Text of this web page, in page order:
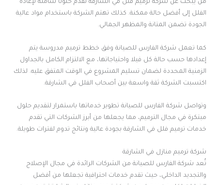
من يبحث عن شركة ترميم فلل في الشارقة تقدم حلولًا شاملة لإعادة
الفلل إلى أفضل حالة ممكنة. كذلك تهتم الشركة باستخدام مواد عالية
الجودة تضمن المتانة والمظهر الجمالي.
كما تعمل شركة الفارس للصيانة وفق خطط ترميم مدروسة يتم
إعدادها حسب حالة كل فيلا واحتياجاتها، مع الالتزام الكامل بالجداول
الزمنية المحددة لضمان تسليم المشروع في الوقت المتفق عليه. لذلك
اكتسبت الشركة ثقة واسعة بين أصحاب الفلل في الشارقة.
وتواصل شركة الفارس للصيانة تطوير خدماتها باستمرار لتقديم حلول
مبتكرة في مجال الترميم، مما يجعلها من أبرز الشركات التي تقدم
خدمات ترميم فلل في الشارقة بجودة عالية ونتائج تدوم لفترات طويلة.
شركة ترميم منازل في الشارقة
تُعد شركة الفارس للصيانة من الشركات الرائدة في مجال الإصلاح
والتجديد الداخلي، حيث تقدم خدمات احترافية تجعلها من أفضل